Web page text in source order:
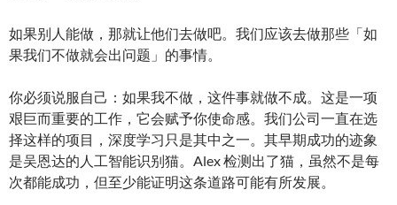
如果别人能做，那就让他们去做吧。我们应该去做那些「如
果我们不做就会出问题」的事情。
你必须说服自己：如果我不做，这件事就做不成。这是一项
艰巨而重要的工作，它会赋予你使命感。我们公司一直在选
择这样的项目，深度学习只是其中之一。其早期成功的迹象
是吴恩达的人工智能识别猫。Alex 检测出了猫，虽然不是每
次都能成功，但至少能证明这条道路可能有所发展。